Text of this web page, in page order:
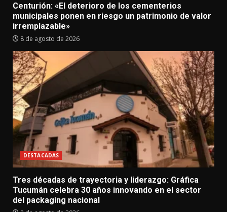
Centurión: «El deterioro de los cementerios
municipales ponen en riesgo un patrimonio de valor
irremplazable»
8 de agosto de 2026
DESTACADAS
Tres décadas de trayectoria y liderazgo: Gráfica
Tucumán celebra 30 años innovando en el sector
del packaging nacional